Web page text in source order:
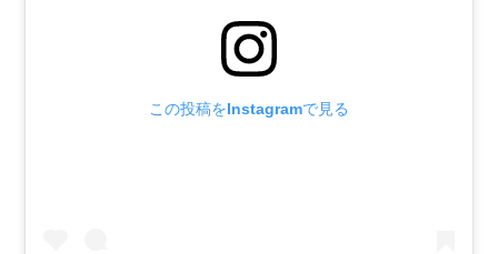
この投稿をInstagramで見る